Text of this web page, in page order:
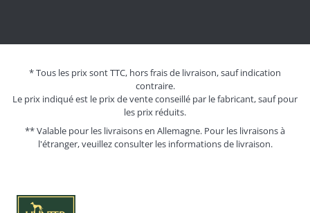
* Tous les prix sont TTC, hors frais de livraison, sauf indication
contraire.
Le prix indiqué est le prix de vente conseillé par le fabricant, sauf pour
les prix réduits.
** Valable pour les livraisons en Allemagne. Pour les livraisons à
l'étranger, veuillez consulter les informations de livraison.